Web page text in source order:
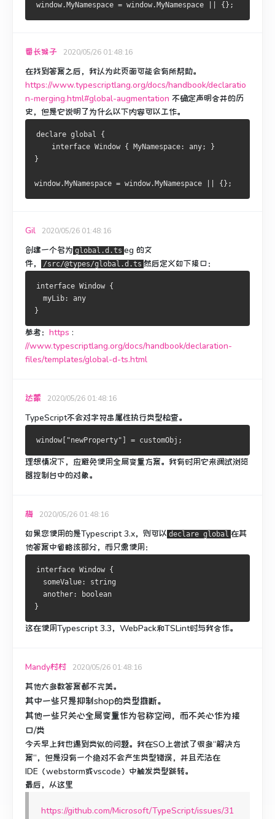
window. MyNamespace = window. MyNamespace {};
番长猴子 2020/05/26 01:48:16
在找到答案之后，我认为此页面可能会有所帮助。
https://www.typescriptlang.org/docs/handbook/declaratio
n-merging.html#global-augmentation 不确定声明合并的历
史，但是它说明了为什么以下内容可以工作。
declare global {
interface Window { MyNamespace: any;
}
}
window. MyNamespace = window. MyNamespace {};
Gil 2020/05/26 01:48:16
创建一个名为 global.d.ts eg 的文
件，
/src/@types/global.d.ts 然后定义如下接口：
interface Window {
  myLib
:
}
参考： https :
//www.typescriptlang.org/docs/handbook/declaration-
files/templates/global-d-ts.html
达蒙 2020/05/26 01:48:16
TypeScript不会对字符串属性执行类型检查。
window "newProperty" = customObj ;
理想情况下，应避免使用全局变量方案。 我有时用它来调试浏览
器控制台中的对象。
梅 2020/05/26 01:48:16
如果您使用的是Typescript 3.x，则可以 declare global 在其
他答案中省略该部分，而只需使用：
interface Window {
  someValue
:
string
  another
:
}
这在使用Typescript 3.3，WebPack和TSLint时与我合作。
Mandy村村 2020/05/26 01:48:16
其他大多数答案都不完美。
其中一些只是抑制shop的类型推断。
其他一些只关心全局变量作为名称空间，而不关心作为接
口/类
今天早上我也遇到类似的问题。 我在SO上尝试了很多“解决方
案”，但是没有一个绝对不会产生类型错误，并且无法在
IDE（webstorm或vscode）中触发类型跳转。
最后，从这里
https://github.com/Microsoft/TypeScript/issues/31